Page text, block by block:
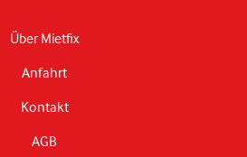
Über Mietfix
Anfahrt
Kontakt
AGB